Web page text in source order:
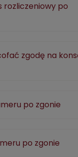
rozliczeniowy po
zgodę na
po zgonie
po zgonie